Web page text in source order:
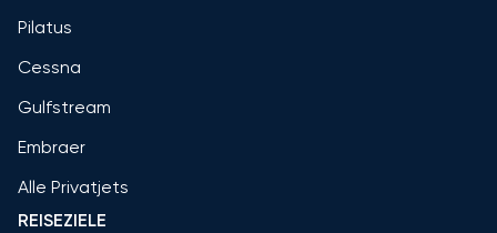
Pilatus
Cessna
Gulfstream
Embraer
Alle Privatjets
REISEZIELE